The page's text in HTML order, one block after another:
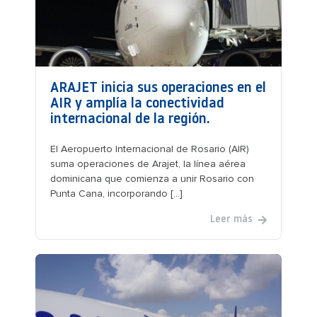
ARAJET inicia sus operaciones en el
AIR y amplía la conectividad
internacional de la región.
El Aeropuerto Internacional de Rosario (AIR)
suma operaciones de Arajet, la línea aérea
dominicana que comienza a unir Rosario con
Punta Cana, incorporando [...]
Leer más